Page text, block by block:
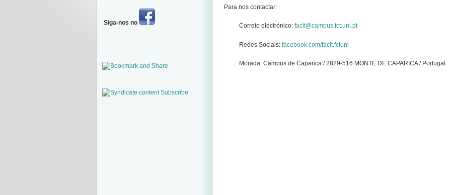
Para nos contactar:
Correio electrónico: facit@campus.fct.unl.pt
Redes Sociais: facebook.com/facit.fctunl
Morada: Campus de Caparica / 2829-516 MONTE DE CAPARICA / Portugal
Siga-nos no
Subscribe